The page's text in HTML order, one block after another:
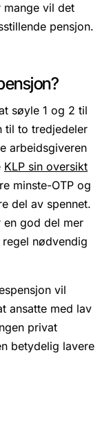
mange vil det
pensjon.
søyle 1 og 2 til
til to tredjedeler
arbeidsgiveren
KLP sin oversikt
minste-OTP og
del av spennet.
en god del mer
nødvendig
vil
ansatte med lav
privat
betydelig lavere